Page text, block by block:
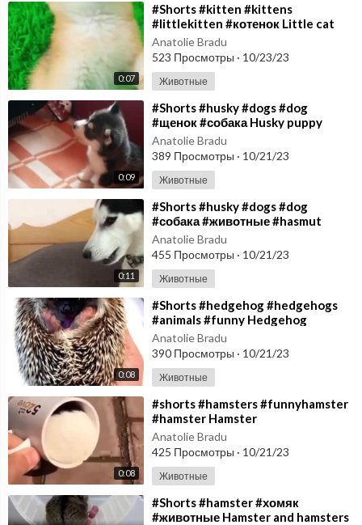
0:07
⁣#Shorts #kitten #kittens
#littlekitten #котенок Little cat
Anatolie Bradu
523 Просмотры · 10/23/23
Животные
0:09
⁣#Shorts #husky #dogs #dog
#щенок #собака Husky puppy
singing
Anatolie Bradu
389 Просмотры · 10/21/23
Животные
0:11
⁣#Shorts #husky #dogs #dog
#собака #животные #hasmut
Husky
Anatolie Bradu
455 Просмотры · 10/21/23
Животные
0:08
⁣#Shorts #hedgehog #hedgehogs
#animals #funny Hedgehog
Anatolie Bradu
390 Просмотры · 10/21/23
Животные
0:08
⁣#shorts #hamsters #funnyhamster
#hamster Hamster
Anatolie Bradu
425 Просмотры · 10/21/23
Животные
⁣#Shorts #hamster #хомяк
#животные Hamster and hamsters